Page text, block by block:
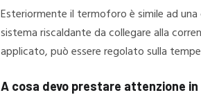
Esteriormente il termoforo è simile ad
sistema riscaldante da collegare alla
applicato, può essere regolato sulla
A cosa devo prestare attenzione